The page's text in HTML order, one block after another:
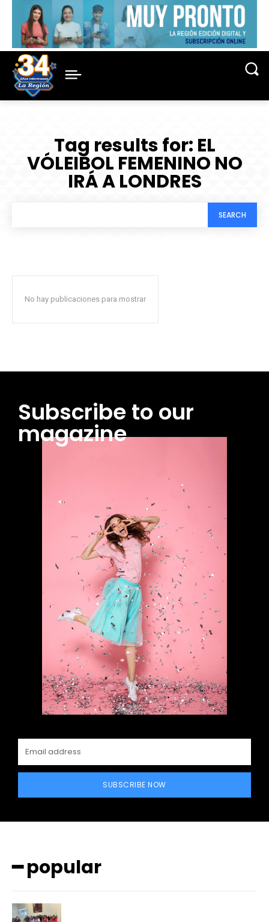
Tag results for: EL
VÓLEIBOL FEMENINO NO
IRÁ A LONDRES
SEARCH
No hay publicaciones para mostrar
Subscribe to our
magazine
SUBSCRIBE NOW
━ popular